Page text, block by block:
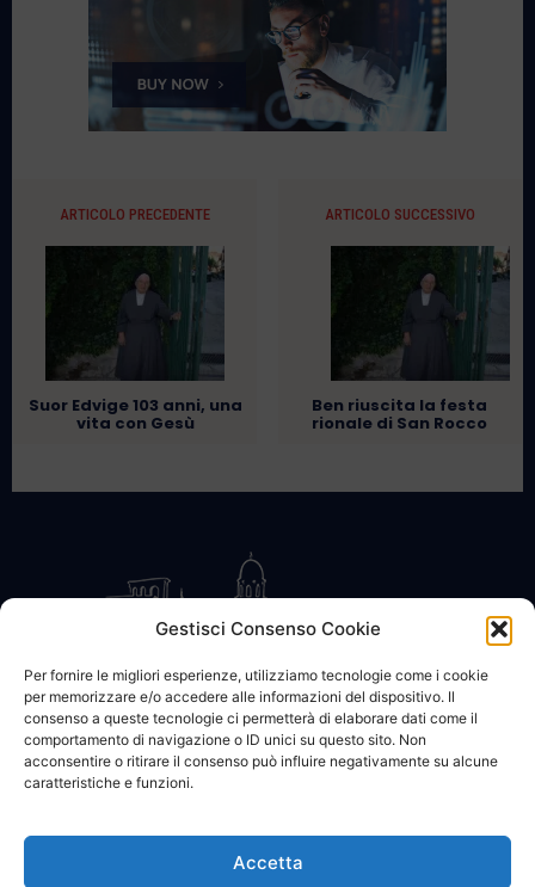
Gestisci Consenso Cookie
Per fornire le migliori esperienze, utilizziamo tecnologie come i cookie
per memorizzare e/o accedere alle informazioni del dispositivo. Il
consenso a queste tecnologie ci permetterà di elaborare dati come il
comportamento di navigazione o ID unici su questo sito. Non
acconsentire o ritirare il consenso può influire negativamente su alcune
caratteristiche e funzioni.
Accetta
ARTICOLO PRECEDENTE
Suor Edvige 103 anni, una
vita con Gesù
ARTICOLO SUCCESSIVO
Ben riuscita la festa
rionale di San Rocco
CONTATTACI COOKIE POLICY PRIVACY
© 2002 - 2026 SanBartolomeo.info :::: powered by Go Web snc |